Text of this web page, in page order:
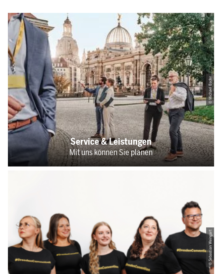
Service & Leistungen
Mit uns können Sie planen
© Michael Bader
© Sebastian Weingart